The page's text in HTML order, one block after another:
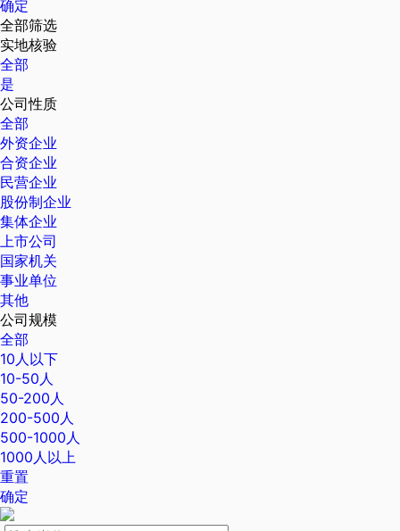
确定
全部筛选
实地核验
全部
是
公司性质
全部
外资企业
合资企业
民营企业
股份制企业
集体企业
上市公司
国家机关
事业单位
其他
公司规模
全部
10人以下
10-50人
50-200人
200-500人
500-1000人
1000人以上
重置
确定